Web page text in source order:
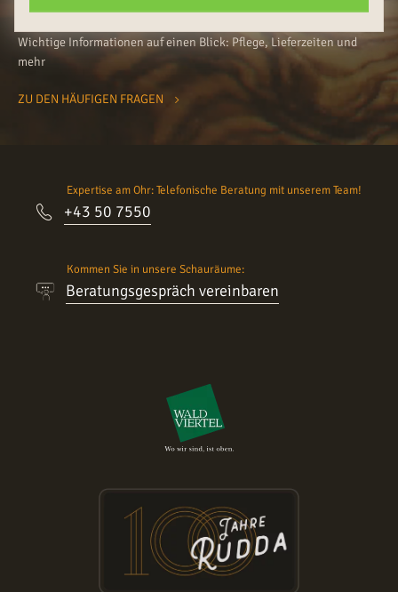
HÄUFIG GESTELLTE FRAGEN
Wichtige Informationen auf einen Blick: Pflege, Lieferzeiten und
mehr
ZU DEN HÄUFIGEN FRAGEN
Expertise am Ohr: Telefonische Beratung mit unserem Team!
+43 50 7550
Kommen Sie in unsere Schauräume:
Beratungsgespräch vereinbaren